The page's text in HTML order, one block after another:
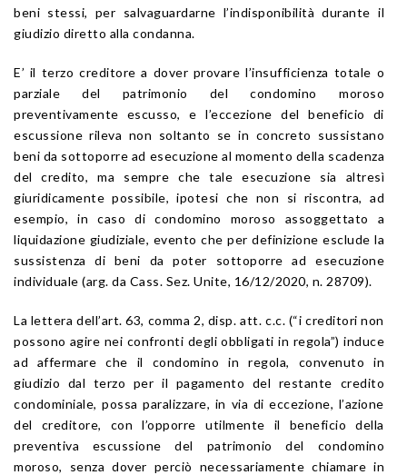
beni stessi, per salvaguardarne l’indisponibilità durante il
giudizio diretto alla condanna.
E’ il terzo creditore a dover provare l’insufficienza totale o
parziale del patrimonio del condomino moroso
preventivamente escusso, e l’eccezione del beneficio di
escussione rileva non soltanto se in concreto sussistano
beni da sottoporre ad esecuzione al momento della scadenza
del credito, ma sempre che tale esecuzione sia altresì
giuridicamente possibile, ipotesi che non si riscontra, ad
esempio, in caso di condomino moroso assoggettato a
liquidazione giudiziale, evento che per definizione esclude la
sussistenza di beni da poter sottoporre ad esecuzione
individuale (arg. da Cass. Sez. Unite, 16/12/2020, n. 28709).
La lettera dell’art. 63, comma 2, disp. att. c.c. (“i creditori non
possono agire nei confronti degli obbligati in regola”) induce
ad affermare che il condomino in regola, convenuto in
giudizio dal terzo per il pagamento del restante credito
condominiale, possa paralizzare, in via di eccezione, l’azione
del creditore, con l’opporre utilmente il beneficio della
preventiva escussione del patrimonio del condomino
moroso, senza dover perciò necessariamente chiamare in